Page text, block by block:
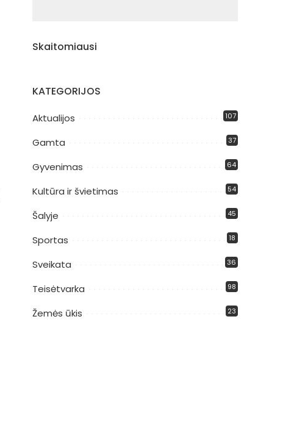
Skaitomiausi
KATEGORIJOS
Aktualijos 107
Gamta 37
Gyvenimas 64
Kultūra ir švietimas 54
Šalyje 45
Sportas 18
Sveikata 36
Teisėtvarka 98
Žemės ūkis 23